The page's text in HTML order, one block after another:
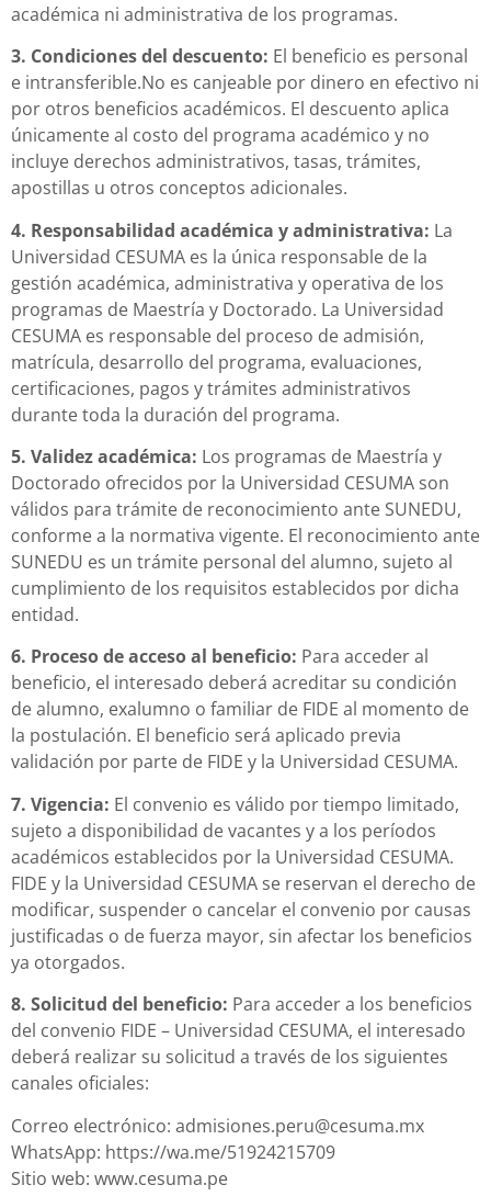
académica ni administrativa de los programas.
3. Condiciones del descuento: El beneficio es personal
e intransferible.No es canjeable por dinero en efectivo ni
por otros beneficios académicos. El descuento aplica
únicamente al costo del programa académico y no
incluye derechos administrativos, tasas, trámites,
apostillas u otros conceptos adicionales.
4. Responsabilidad académica y administrativa: La
Universidad CESUMA es la única responsable de la
gestión académica, administrativa y operativa de los
programas de Maestría y Doctorado. La Universidad
CESUMA es responsable del proceso de admisión,
matrícula, desarrollo del programa, evaluaciones,
certificaciones, pagos y trámites administrativos
durante toda la duración del programa.
5. Validez académica: Los programas de Maestría y
Doctorado ofrecidos por la Universidad CESUMA son
válidos para trámite de reconocimiento ante SUNEDU,
conforme a la normativa vigente. El reconocimiento ante
SUNEDU es un trámite personal del alumno, sujeto al
cumplimiento de los requisitos establecidos por dicha
entidad.
6. Proceso de acceso al beneficio: Para acceder al
beneficio, el interesado deberá acreditar su condición
de alumno, exalumno o familiar de FIDE al momento de
la postulación. El beneficio será aplicado previa
validación por parte de FIDE y la Universidad CESUMA.
7. Vigencia: El convenio es válido por tiempo limitado,
sujeto a disponibilidad de vacantes y a los períodos
académicos establecidos por la Universidad CESUMA.
FIDE y la Universidad CESUMA se reservan el derecho de
modificar, suspender o cancelar el convenio por causas
justificadas o de fuerza mayor, sin afectar los beneficios
ya otorgados.
8. Solicitud del beneficio: Para acceder a los beneficios
del convenio FIDE – Universidad CESUMA, el interesado
deberá realizar su solicitud a través de los siguientes
canales oficiales:
Correo electrónico: admisiones.peru@cesuma.mx
WhatsApp: https://wa.me/51924215709
Sitio web: www.cesuma.pe